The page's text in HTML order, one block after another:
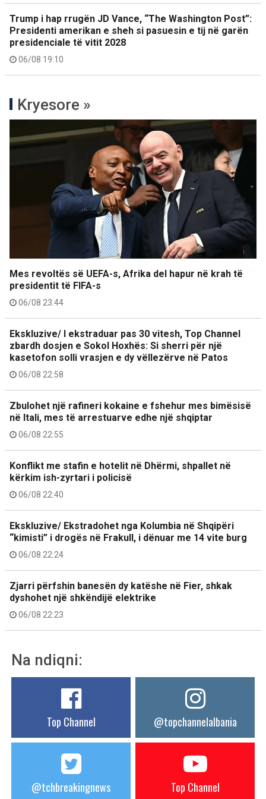
Trump i hap rrugën JD Vance, “The Washington Post”:
Presidenti amerikan e sheh si pasuesin e tij në garën
presidenciale të vitit 2028
06/08 19:10
Kryesore »
Mes revoltës së UEFA-s, Afrika del hapur në krah të
presidentit të FIFA-s
06/08 23:44
Ekskluzive/ I ekstraduar pas 30 vitesh, Top Channel
zbardh dosjen e Sokol Hoxhës: Si sherri për një
kasetofon solli vrasjen e dy vëllezërve në Patos
06/08 22:58
Zbulohet një rafineri kokaine e fshehur mes bimësisë
në Itali, mes të arrestuarve edhe një shqiptar
06/08 22:55
Konflikt me stafin e hotelit në Dhërmi, shpallet në
kërkim ish-zyrtari i policisë
06/08 22:40
Ekskluzive/ Ekstradohet nga Kolumbia në Shqipëri
“kimisti” i drogës në Frakull, i dënuar me 14 vite burg
06/08 22:24
Zjarri përfshin banesën dy katëshe në Fier, shkak
dyshohet një shkëndijë elektrike
06/08 22:23
Na ndiqni:
Top Channel @topchannelalbania
@tchbreakingnews Top Channel